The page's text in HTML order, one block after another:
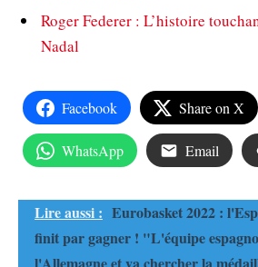
Roger Federer : L’histoire
Nadal
Facebook Share on X
WhatsApp Email
Lire aussi : Eurobasket 2022 :
finit par gagner ! "L'équipe
l'Allemagne et va chercher la